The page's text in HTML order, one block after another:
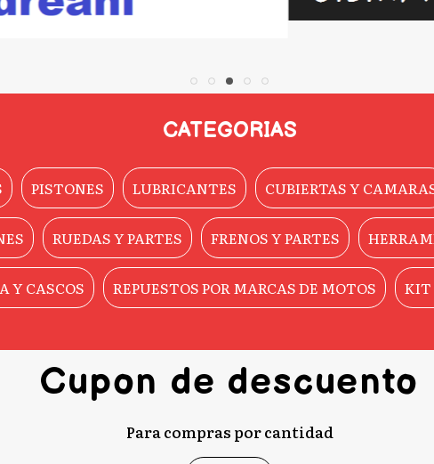
CATEGORIAS
PISTONES LUBRICANTES CUBIERTAS Y
RUEDAS Y PARTES FRENOS Y PARTES
Y CASCOS REPUESTOS POR MARCAS DE MOTOS KIT
Cupon de descuento
Para compras por cantidad